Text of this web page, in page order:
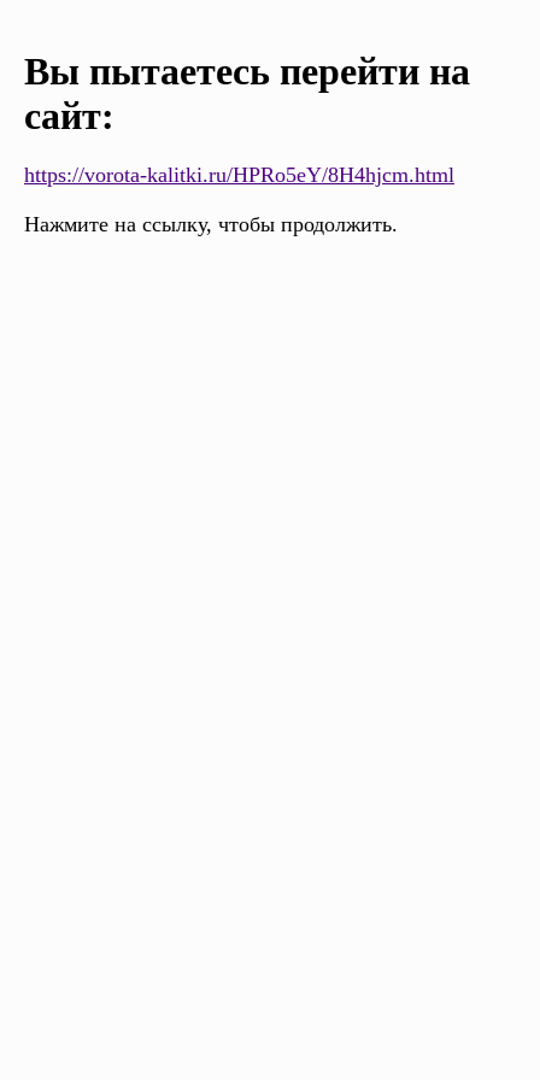
Вы пытаетесь перейти на
сайт:
https://vorota-kalitki.ru/HPRo5eY/8H4hjcm.html
Нажмите на ссылку, чтобы продолжить.